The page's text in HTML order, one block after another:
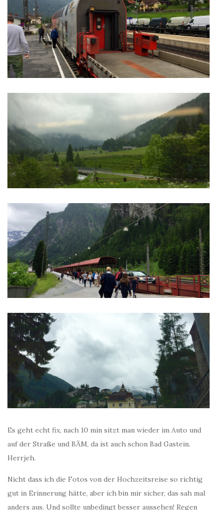
Es geht echt fix, nach 10 min sitzt man wieder im Auto und
auf der Straße und BÄM, da ist auch schon Bad Gastein.
Herrjeh.
Nicht dass ich die Fotos von der Hochzeitsreise so richtig
gut in Erinnerung hätte, aber ich bin mir sicher, das sah mal
anders aus. Und sollte unbedingt besser aussehen! Regen